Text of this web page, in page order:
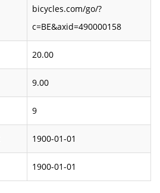
bicycles.com/go/?
c=BE&axid=490000158
20.00
9.00
9
1900-01-01
1900-01-01